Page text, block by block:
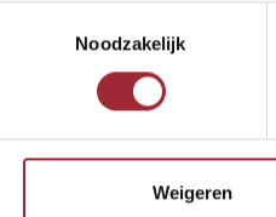
Noodzakelijk
Weigeren